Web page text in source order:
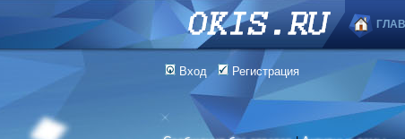
Вход Регистрация